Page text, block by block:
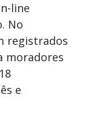
line
No
registrados
moradores
e